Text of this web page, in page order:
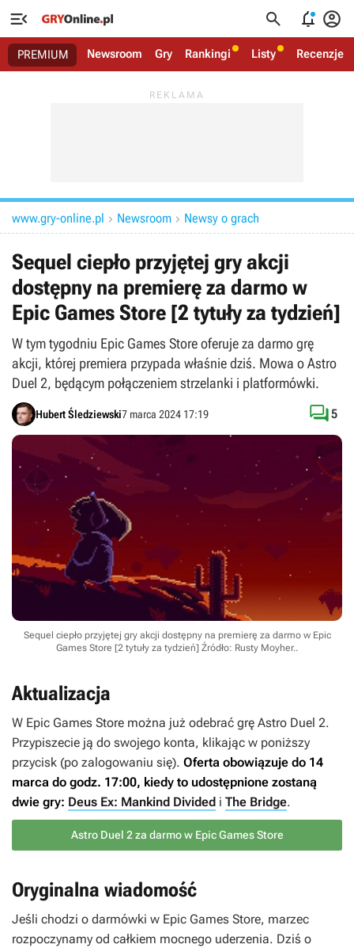
   
PREMIUM Newsroom Gry Rankingi Listy Recenzje
www.gry-online.pl  Newsroom  Newsy o grach
Sequel ciepło przyjętej gry akcji
dostępny na premierę za darmo w
Epic Games Store [2 tytuły za tydzień]
W tym tygodniu Epic Games Store oferuje za darmo grę
akcji, której premiera przypada właśnie dziś. Mowa o Astro
Duel 2, będącym połączeniem strzelanki i platformówki.
Hubert Śledziewski7 marca 2024 17:19 5
Sequel ciepło przyjętej gry akcji dostępny na premierę za darmo w Epic
Games Store [2 tytuły za tydzień] Źródło: Rusty Moyher..
Aktualizacja
W Epic Games Store można już odebrać grę Astro Duel 2.
Przypiszecie ją do swojego konta, klikając w poniższy
przycisk (po zalogowaniu się). Oferta obowiązuje do 14
marca do godz. 17:00, kiedy to udostępnione zostaną
dwie gry: Deus Ex: Mankind Divided i The Bridge.
Astro Duel 2 za darmo w Epic Games Store
Oryginalna wiadomość
Jeśli chodzi o darmówki w Epic Games Store, marzec
rozpoczynamy od całkiem mocnego uderzenia. Dziś o